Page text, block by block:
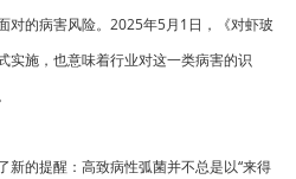
对的病害风险。2025年5月1日，《对虾玻
实施，也意味着行业对这一类病害的识
新的提醒：高致病性弧菌并不总是以“来得